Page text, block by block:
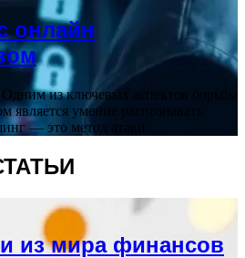
онлайн
из ключевых аспектов борьбы
умение распознавать
— это метод атаки,…
из мира финансов